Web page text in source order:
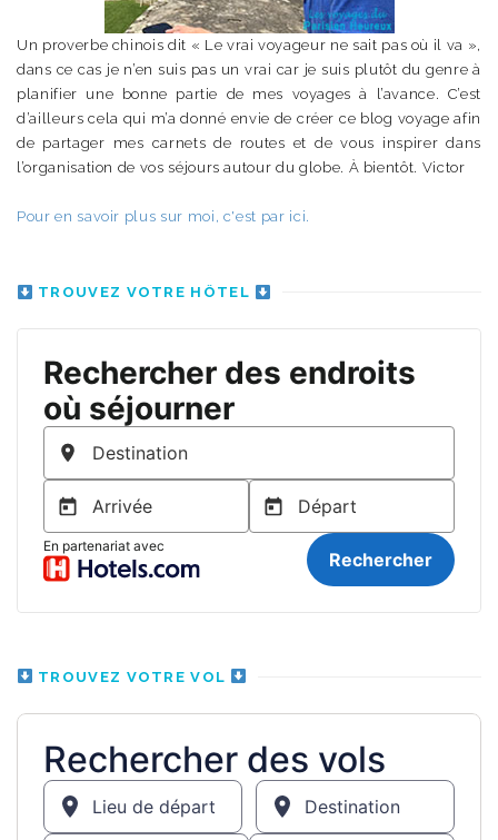
Un proverbe chinois dit « Le vrai voyageur ne sait pas où il va »,
dans ce cas je n’en suis pas un vrai car je suis plutôt du genre à
planifier une bonne partie de mes voyages à l’avance. C’est
d’ailleurs cela qui m’a donné envie de créer ce blog voyage afin
de partager mes carnets de routes et de vous inspirer dans
l’organisation de vos séjours autour du globe. À bientôt. Victor
Pour en savoir plus sur moi, c'est par ici.
TROUVEZ VOTRE HÔTEL
TROUVEZ VOTRE VOL